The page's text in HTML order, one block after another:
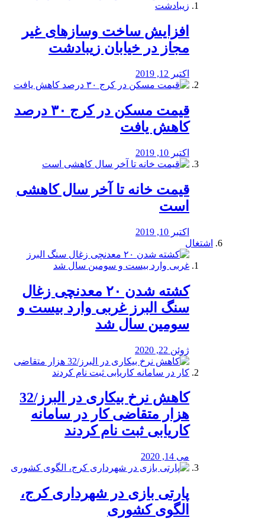
افزایش ساخت وسازهای غیر
مجاز در خیابان زیبادشت
اکتبر 12, 2019
️قیمت مسکن در کرج ۳۰ درصد
کاهش یافت
اکتبر 10, 2019
قیمت خانه تا آخر سال کاهشی
است
اکتبر 10, 2019
اشتغال
کشته شدن ۲۰ معدنچی زغال
سنگ البرز غربی وارد بیست و
سومین سال شد
ژوئن 22, 2020
کاهش نرخ بیکاری در البرز/32
هزار متقاضی کار در سامانه
کاریابی ثبت نام کردند
می 14, 2020
پارتی بازی در شهرداری کرج،
الگوی کشوری